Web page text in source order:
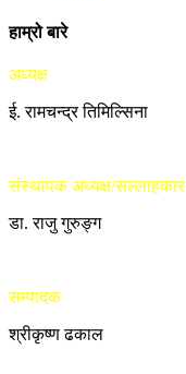
हाम्रो बारे
अध्यक्ष
ई. रामचन्द्र तिमिल्सिना
संस्थापक अध्यक्ष/सल्लाहकार
डा. राजु गुरुङ्ग
सम्पादक
श्रीकृष्ण ढकाल